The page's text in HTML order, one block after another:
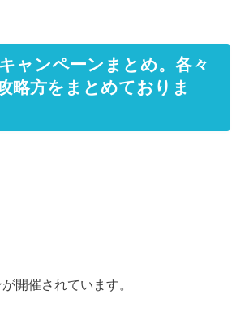
ャンペーンまとめ。各々
略方をまとめておりま
開催されています。